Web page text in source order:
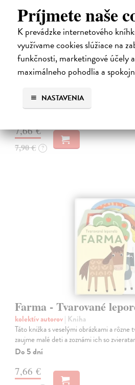
Príjmete naše
K prevádzke internetového
využívame cookies slúžiace na
funkčnosti, marketingové účely
maximálneho pohodlia a
NASTAVENIA
Les - Tvarované leporelo
Payne Sally| Kniha
Táto knižka s veselými obrázkami a
zaujme malé deti a zoznámi ich so životom
Do 5 dní
7,66 €
7,90 € ?
Farma - Tvarované
kolektív autorov| Kniha
Táto knižka s veselými obrázkami a rôzne
zaujme malé deti a zoznámi ich so
Do 5 dní
7,66 €